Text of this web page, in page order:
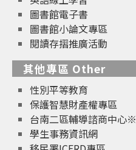
圖書館電子書
圖書館小論文專區
閱讀存摺推廣活動
其他專區 Other
性別平等教育
保護智慧財產權專區
台南二區輔導諮商中心※
學生事務資訊網